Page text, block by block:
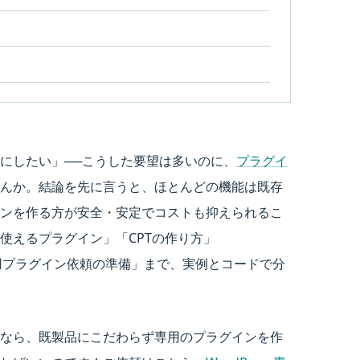
したい」──こうした要望は多いのに、 プラグイ
か。結論を先に言うと、ほとんどの機能は既存
を作る方が安全・安定でコストも抑えられるこ
るプラグイン」「CPTの作り方」
ラグイン依頼の準備」まで、実例とコードで分
ら、既製品にこだわらず専用のプラグインを作